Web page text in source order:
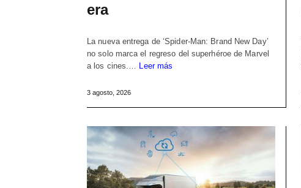
era
La nueva entrega de ‘Spider-Man: Brand New Day’
no solo marca el regreso del superhéroe de Marvel
a los cines.… Leer más
3 agosto, 2026